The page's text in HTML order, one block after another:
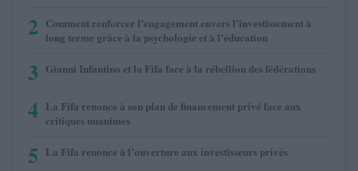
2 Comment renforcer l’engagement envers l’investissement à
long terme grâce à la psychologie et à l’éducation
3 Gianni Infantino et la Fifa face à la rébellion des fédérations
4 La Fifa renonce à son plan de financement privé face aux
critiques unanimes
5 La Fifa renonce à l’ouverture aux investisseurs privés